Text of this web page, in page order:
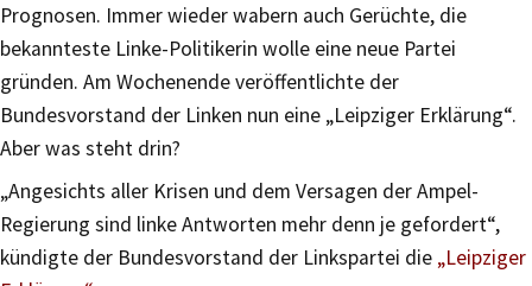
Prognosen. Immer wieder wabern auch Gerüchte, die
bekannteste Linke-Politikerin wolle eine neue Partei
gründen. Am Wochenende veröffentlichte der
Bundesvorstand der Linken nun eine „Leipziger Erklärung“.
Aber was steht drin?
„Angesichts aller Krisen und dem Versagen der Ampel-
Regierung sind linke Antworten mehr denn je gefordert“,
kündigte der Bundesvorstand der Linkspartei die „Leipziger